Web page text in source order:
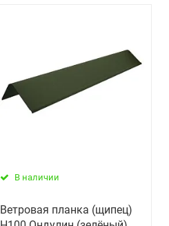
В наличии
Ветровая планка (щипец)